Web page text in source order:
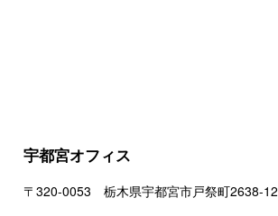
宇都宮オフィス
〒320-0053 栃木県宇都宮市戸祭町2638-12